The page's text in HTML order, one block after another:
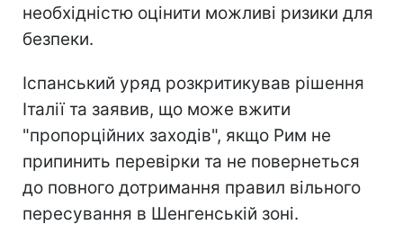
необхідністю оцінити можливі ризики для
безпеки.
Іспанський уряд розкритикував рішення
Італії та заявив, що може вжити
"пропорційних заходів", якщо Рим не
припинить перевірки та не повернеться
до повного дотримання правил вільного
пересування в Шенгенській зоні.